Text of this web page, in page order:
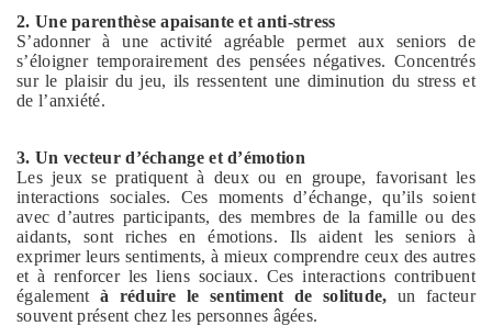
2. Une parenthèse apaisante et anti-stress
S’adonner à une activité agréable permet aux seniors de
s’éloigner temporairement des pensées négatives. Concentrés
sur le plaisir du jeu, ils ressentent une diminution du stress et
de l’anxiété.
3. Un vecteur d’échange et d’émotion
Les jeux se pratiquent à deux ou en groupe, favorisant les
interactions sociales. Ces moments d’échange, qu’ils soient
avec d’autres participants, des membres de la famille ou des
aidants, sont riches en émotions. Ils aident les seniors à
exprimer leurs sentiments, à mieux comprendre ceux des autres
et à renforcer les liens sociaux. Ces interactions contribuent
également à réduire le sentiment de solitude, un facteur
souvent présent chez les personnes âgées.